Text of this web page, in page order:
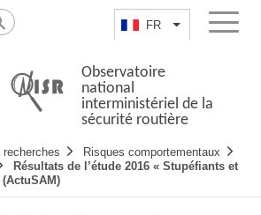
FR Lister lesMenu
Observatoire
national
interministériel de la
sécurité routière
recherches
Risques comportementaux
Résultats de l’étude 2016 « Stupéfiants et